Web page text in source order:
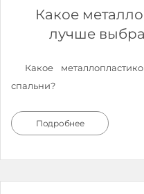
Какое
лучше
Какое
спальни?
Подробнее